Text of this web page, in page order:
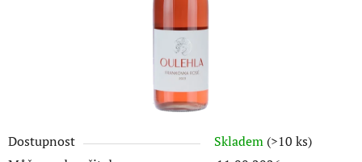
Dostupnost Skladem (>10 ks)